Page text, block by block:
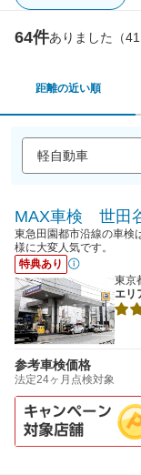
64件ありました（41
距離の近い順
MAX車検 世田
東急田園都市沿線の車検
様に大変人気です。
特典あり
東京
エリ
参考車検価格
法定24ヶ月点検対象